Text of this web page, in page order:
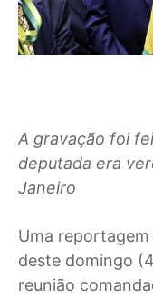
A gravação foi
deputada era
Janeiro
Uma
deste domingo
reunião